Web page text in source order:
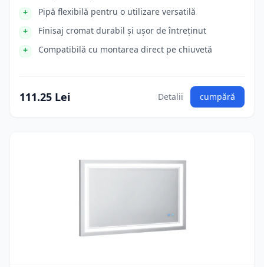
Pipă flexibilă pentru o utilizare versatilă
Finisaj cromat durabil și ușor de întreținut
Compatibilă cu montarea direct pe chiuvetă
111.25 Lei Detalii cumpără